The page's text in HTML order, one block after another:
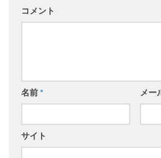
コメント
名前* メー
サイト